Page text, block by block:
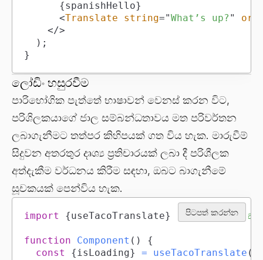
{spanishHello}
<Translate string="What’s up? "
</>
) ;
}
ලෝඩිං හසුරවීම
පාරිභෝගික පැත්තේ භාෂාවන් වෙනස් කරන විට,
පරිශිලකයාගේ ජාල සම්බන්ධතාවය මත පරිවර්තන
ලබාගැනීමට තත්පර කිහිපයක් ගත විය හැක. මාරුවීම්
සිදුවන අතරතුර දෘශ්‍ය ප්‍රතිචාරයක් ලබා දී පරිශීලක
අත්දැකීම වර්ධනය කිරීම සඳහා, ඔබට බාගැනීමේ
සූචකයක් පෙන්විය හැක.
පිටපත් කරන්න
import {useTacoTranslate} from
function Component ( )
{
const
{isLoading} = useTacoTranslate (